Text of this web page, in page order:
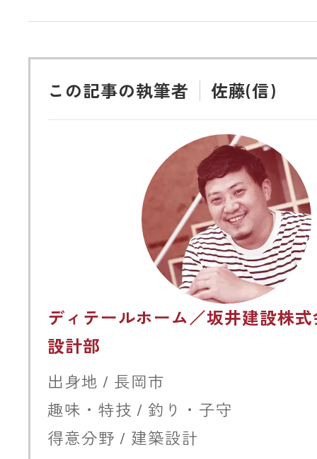
この記事の執筆者 佐藤(信)
ディテールホーム／坂井建設株
設計部
出身地 / 長岡市
趣味・特技 / 釣り・子守
得意分野 / 建築設計